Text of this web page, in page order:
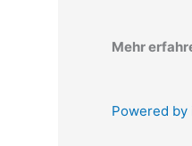
Mehr
Powered by